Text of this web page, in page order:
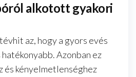
alkotott gyakori
az, hogy a gyors evés
Azonban ez
és kényelmetlenséghez